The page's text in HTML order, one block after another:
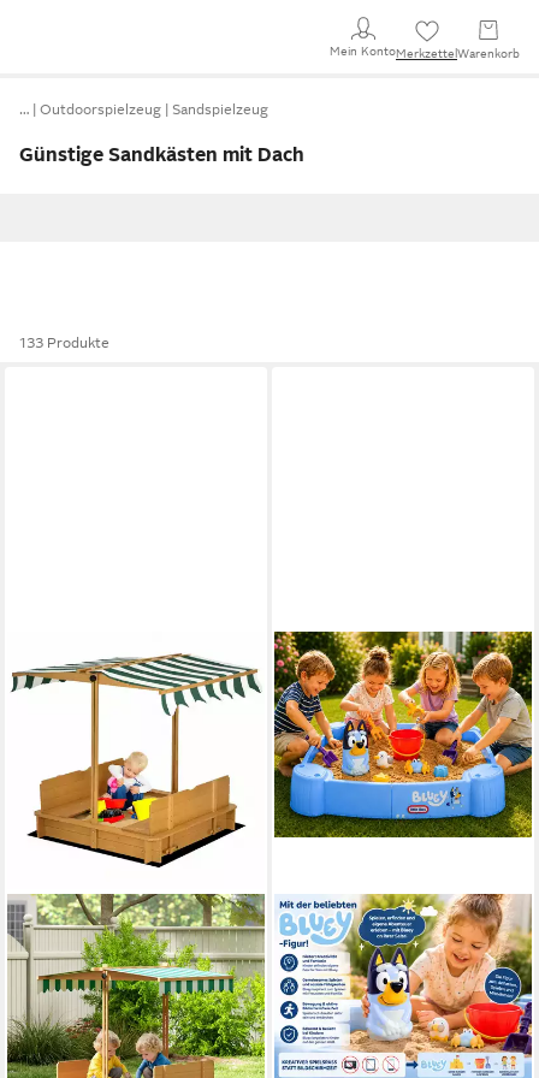
Mein KontoMerkzettel Warenkorb
… Outdoorspielzeug Sandspielzeug
Günstige Sandkästen mit Dach
133 Produkte